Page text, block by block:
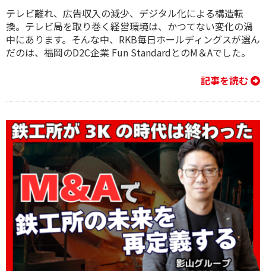
テレビ離れ、広告収入の減少、デジタル化による構造転
換。テレビ局を取り巻く経営環境は、かつてない変化の渦
中にあります。そんな中、RKB毎日ホールディングスが選ん
だのは、福岡のD2C企業 Fun StandardとのM＆Aでした。
記事を読む